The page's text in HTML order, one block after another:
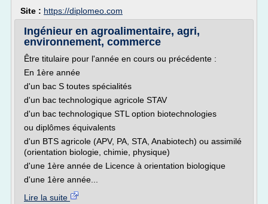
Site : https://diplomeo.com
Ingénieur en agroalimentaire, agri,
environnement, commerce
Être titulaire pour l'année en cours ou précédente :
En 1ère année
d'un bac S toutes spécialités
d'un bac technologique agricole STAV
d'un bac technologique STL option biotechnologies
ou diplômes équivalents
d'un BTS agricole (APV, PA, STA, Anabiotech) ou assimilé
(orientation biologie, chimie, physique)
d'une 1ère année de Licence à orientation biologique
d'une 1ère année...
Lire la suite